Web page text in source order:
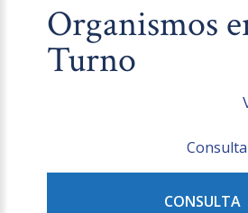
Organismos
Turno
CONSULTA